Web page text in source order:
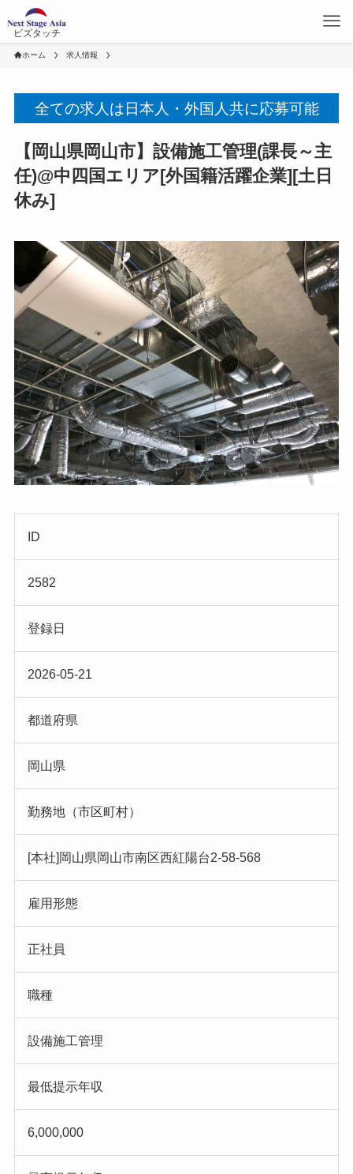
ビズタッチ
ホーム 求人情報
全ての求人は日本人・外国人共に応募可能
【岡山県岡山市】設備施工管理(課長～主
任)@中四国エリア[外国籍活躍企業][土日
休み]
ID
2582
登録日
2026-05-21
都道府県
岡山県
勤務地（市区町村）
[本社]岡山県岡山市南区西紅陽台2-58-568
雇用形態
正社員
職種
設備施工管理
最低提示年収
6,000,000